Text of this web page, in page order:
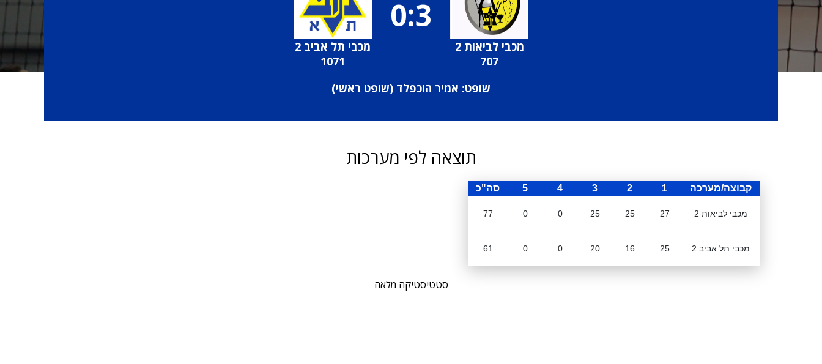
מכבי לביאות 2
707
0:3
מכבי תל אביב 2
1071
שופט: אמיר הוכפלד (שופט ראשי)
תוצאה לפי מערכות
קבוצה/מערכה 1
2
3
4
5 סה"כ
מכבי לביאות 2 27
25
25
0
0
77
מכבי תל אביב 2 25
16
20
0
0
61
סטטיסטיקה מלאה